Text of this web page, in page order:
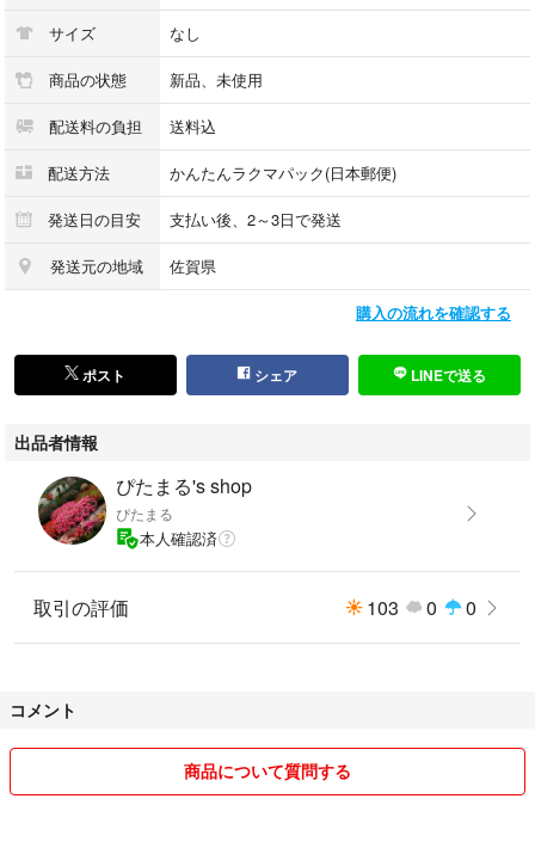
#食品衛生法適合
サイズ なし
商品の状態 新品、未使用
配送料の負担 送料込
配送方法 かんたんラクマパック(日本郵便)
発送日の目安 支払い後、2～3日で発送
発送元の地域 佐賀県
購入の流れを確認する
ポスト シェア LINEで送る
出品者情報
ぴたまる's shop
ぴたまる
本人確認済
取引の評価 103 0 0
コメント
商品について質問する